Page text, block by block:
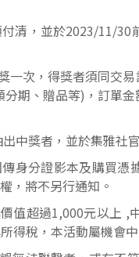
清，並於2023/11/
一次，得獎者須同交
期、贈品等)，訂單
中獎者，並於集雅社
身分證影本及購買
，將不另行通知。
值超過1,000元以上
得稅，本活動屬機會